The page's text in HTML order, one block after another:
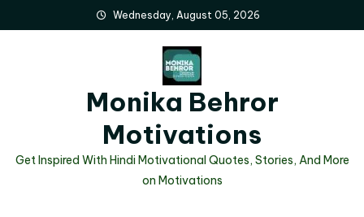
to
Wednesday, August 05, 2026
Monika Behror
Motivations
Get Inspired With Hindi Motivational Quotes, Stories, And More
on Motivations